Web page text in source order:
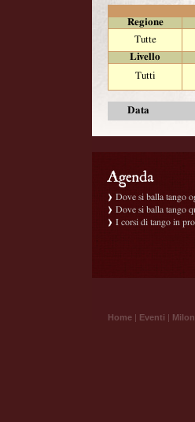
Regione
Tutte
Livello
Tutti
Data
Dove si balla tango
Dove si balla tango
I corsi di tango in
Home | Eventi |